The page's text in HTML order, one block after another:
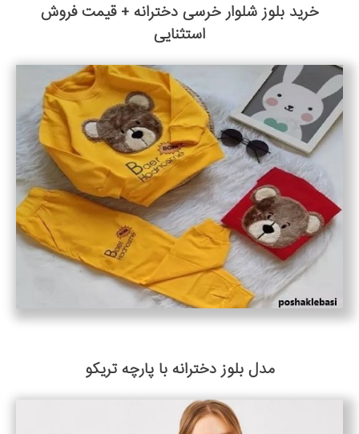
خرید بلوز شلوار خرسی دخترانه + قیمت فروش
استثنایی
مدل بلوز دخترانه با پارچه تریکو